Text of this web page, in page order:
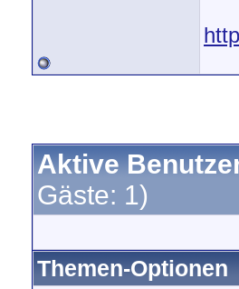
Aktive
Gäste: 1)
Themen-Optionen